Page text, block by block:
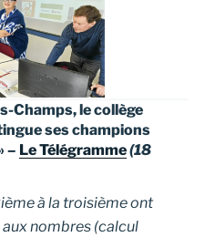
Champs, le collège
ses champions
– Le Télégramme(18
à la troisième ont
nombres (calcul